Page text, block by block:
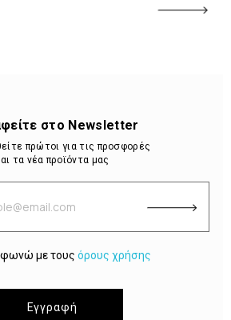
στο Newsletter
πρώτοι για τις προσφορές
τα νέα προϊόντα μας
με τους όρους χρήσης
Εγγραφή